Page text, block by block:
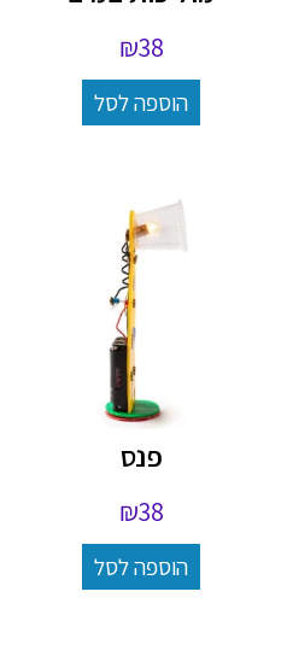
₪38
הוספה לסל
פנס
₪38
הוספה לסל